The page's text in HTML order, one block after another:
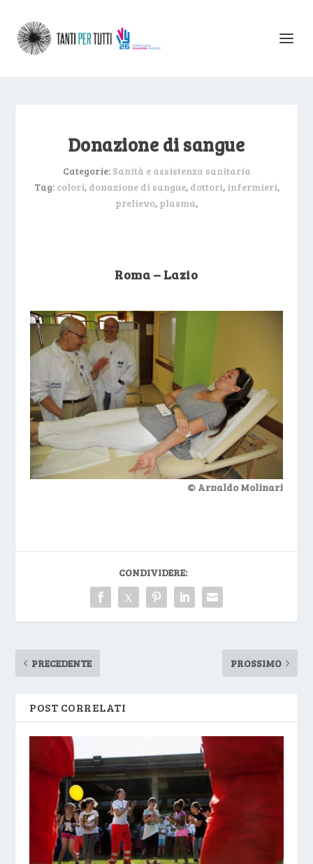
Donazione di sangue
Categorie: Sanità e assistenza sanitaria
Tag: colori, donazione di sangue, dottori, infermieri,
prelievo, plasma,
Roma – Lazio
© Arnaldo Molinari
CONDIVIDERE:
PRECEDENTE PROSSIMO
POST CORRELATI